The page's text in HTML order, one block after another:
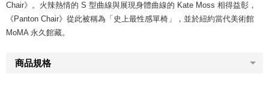
Chair》。火辣熱情的 S 型曲線與展現身體曲線的 Kate Moss 相得益彰，
《Panton Chair》從此被稱為「史上最性感單椅」，並於紐約當代美術館
MoMA 永久館藏。
商品規格